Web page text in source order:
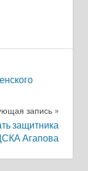
запись
защитника
Агапова